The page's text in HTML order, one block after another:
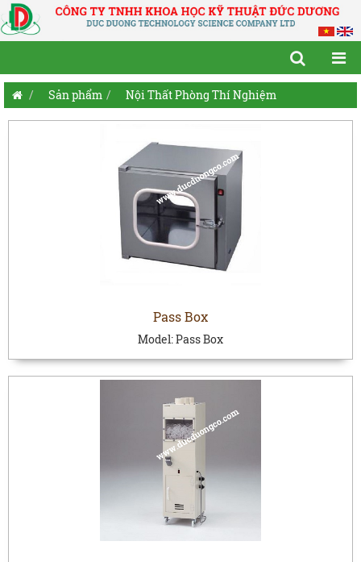
Sản phẩm Nội Thất Phòng Thí Nghiệm
Pass Box
Model:Pass Box